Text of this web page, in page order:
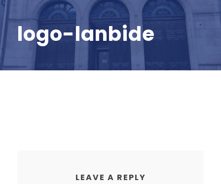
logo-lanbide
LEAVE A REPLY